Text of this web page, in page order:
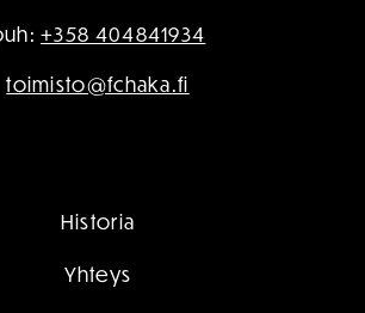
+358 404841934
toimisto@fchaka.fi
Historia
Yhteys